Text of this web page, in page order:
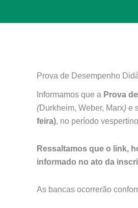
Prova de Desempenho
Informamos que a Prova
(Durkheim, Weber, Marx) e
feira), no período
Ressaltamos que o link,
informado no ato da
As bancas ocorrerão